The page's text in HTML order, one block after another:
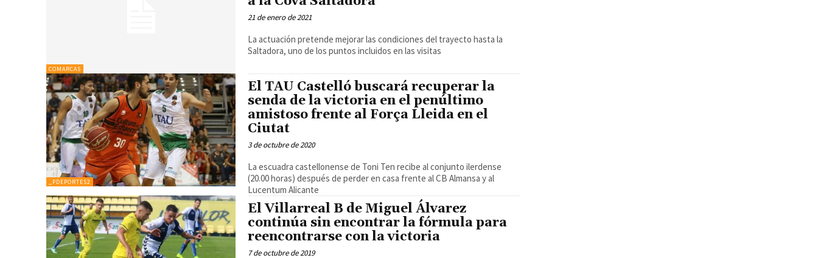
COMARCAS
21 de enero de 2021
La actuación pretende mejorar las condiciones del trayecto hasta la
Saltadora, uno de los puntos incluidos en las visitas
_PDEPORTES2
El TAU Castelló buscará recuperar la
senda de la victoria en el penúltimo
amistoso frente al Força Lleida en el
Ciutat
3 de octubre de 2020
La escuadra castellonense de Toni Ten recibe al conjunto ilerdense
(20.00 horas) después de perder en casa frente al CB Almansa y al
Lucentum Alicante
El Villarreal B de Miguel Álvarez
continúa sin encontrar la fórmula para
reencontrarse con la victoria
7 de octubre de 2019